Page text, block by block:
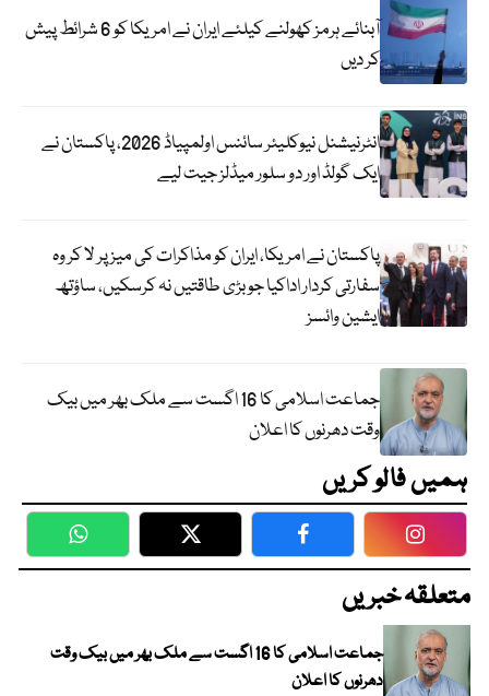
آبنائے ہرمز کھولنے کیلئے ایران نے امریکا کو 6 شرائط پیش
کر دیں
انٹرنیشنل نیوکلیئر سائنس اولمپیاڈ 2026، پاکستان نے
ایک گولڈ اور دو سلور میڈلز جیت لیے
پاکستان نے امریکا، ایران کو مذاکرات کی میز پر لا کر وہ
سفارتی کردار اداکیا جو بڑی طاقتیں نہ کرسکیں، ساؤتھ
ایشین وائسز
جماعت اسلامی کا 16 اگست سے ملک بھر میں بیک
وقت دھرنوں کا اعلان
ہمیں فالو کریں
WhatsApp Twitter Facebook
متعلقہ خبریں
جماعت اسلامی کا 16 اگست سے ملک بھر میں بیک وقت
دھرنوں کا اعلان